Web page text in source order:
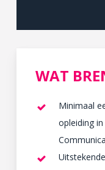
WAT
Minimaal
opleiding